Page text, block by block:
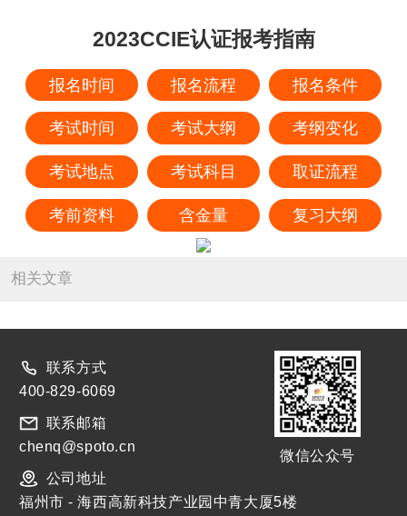
2023CCIE认证报考指南
报名时间 报名流程 报名条件
考试时间 考试大纲 考纲变化
考试地点 考试科目 取证流程
考前资料 含金量 复习大纲
相关文章
联系方式
400-829-6069
联系邮箱
chenq@spoto.cn
公司地址
微信公众号
福州市 - 海西高新科技产业园中青大厦5楼